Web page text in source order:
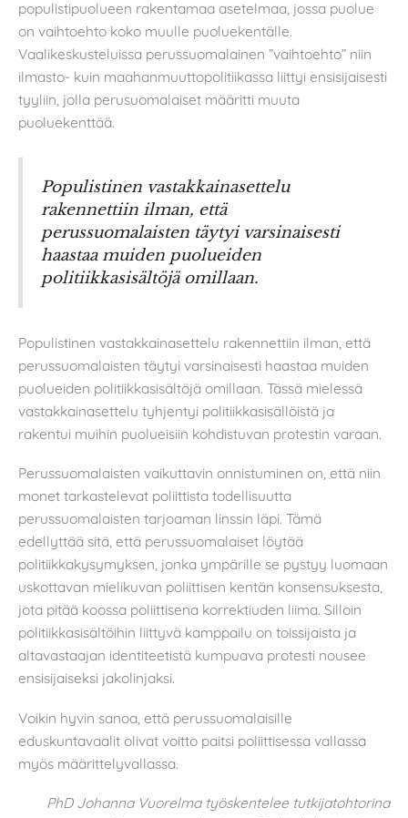
populistipuolueen rakentamaa asetelmaa, jossa puolue
on vaihtoehto koko muulle puoluekentälle.
Vaalikeskusteluissa perussuomalainen ”vaihtoehto” niin
ilmasto- kuin maahanmuuttopolitiikassa liittyi ensisijaisesti
tyyliin, jolla perusuomalaiset määritti muuta
puoluekenttää.
Populistinen vastakkainasettelu
rakennettiin ilman, että
perussuomalaisten täytyi varsinaisesti
haastaa muiden puolueiden
politiikkasisältöjä omillaan.
Populistinen vastakkainasettelu rakennettiin ilman, että
perussuomalaisten täytyi varsinaisesti haastaa muiden
puolueiden politiikkasisältöjä omillaan. Tässä mielessä
vastakkainasettelu tyhjentyi politiikkasisällöistä ja
rakentui muihin puolueisiin kohdistuvan protestin varaan.
Perussuomalaisten vaikuttavin onnistuminen on, että niin
monet tarkastelevat poliittista todellisuutta
perussuomalaisten tarjoaman linssin läpi. Tämä
edellyttää sitä, että perussuomalaiset löytää
politiikkakysymyksen, jonka ympärille se pystyy luomaan
uskottavan mielikuvan poliittisen kentän konsensuksesta,
jota pitää koossa poliittisena korrektiuden liima. Silloin
politiikkasisältöihin liittyvä kamppailu on toissijaista ja
altavastaajan identiteetistä kumpuava protesti nousee
ensisijaiseksi jakolinjaksi.
Voikin hyvin sanoa, että perussuomalaisille
eduskuntavaalit olivat voitto paitsi poliittisessa vallassa
myös määrittelyvallassa.
PhD Johanna Vuorelma työskentelee tutkijatohtorina